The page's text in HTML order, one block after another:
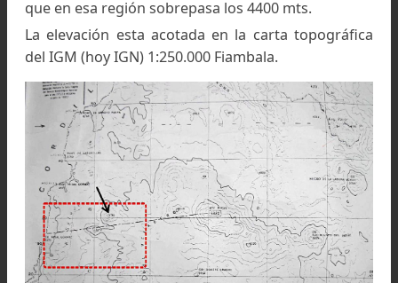
El Cerro Gram Bicentenario (IGM 5.785 mts) desde la
ribera del Rio Salado.
En sombras, antepuesta, la cima de la elevación mas
austral de este grupo la N/D IGM 5.278 mts
La montaña es en realidad una serranía
dirección groseramente norte-sur que se
directamente sobre el fondo del valle del Río
que en esa región sobrepasa los 4400 mts.
La elevación esta acotada en la carta
del IGM (hoy IGN) 1:250.000 Fiambala.